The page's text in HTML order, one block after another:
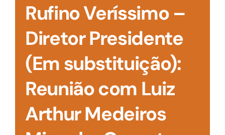
Rufino Veríssimo –
Diretor Presidente
(Em substituição):
Reunião com Luiz
Arthur Medeiros